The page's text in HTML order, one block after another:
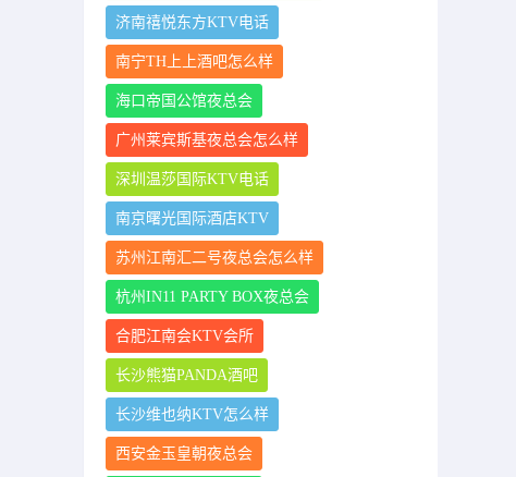
济南禧悦东方KTV电话
南宁TH上上酒吧怎么样
海口帝国公馆夜总会
广州莱宾斯基夜总会怎么样
深圳温莎国际KTV电话
南京曙光国际酒店KTV
苏州江南汇二号夜总会怎么样
杭州IN11 PARTY BOX夜总会
合肥江南会KTV会所
长沙熊猫PANDA酒吧
长沙维也纳KTV怎么样
西安金玉皇朝夜总会